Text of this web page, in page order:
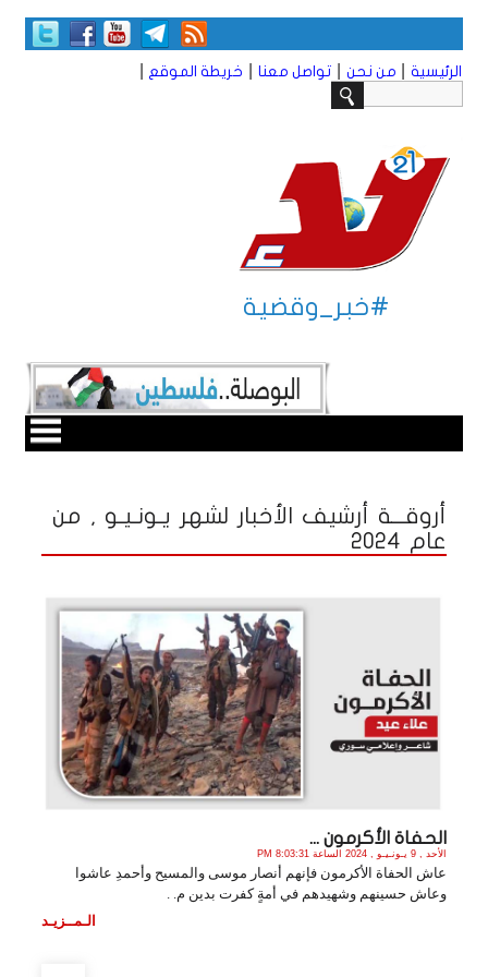
الرئيسية من نحن تواصل معنا خريطة الموقع
#خبر_وقضية
أروقـــة أرشيف الأخبار لشهر يـونـيـو , من
عام 2024
الحفاة الأكرمون ...
الأحد , 9 يـونـيـو , 2024 الساعة 8:03:31 PM
عاش الحفاة الأكرمون فإنهم أنصار موسى والمسيح وأحمدِ عاشوا
وعاش حسينهم وشهيدهم في أمةٍ كفرت بدين م. .
الـمــزيـد